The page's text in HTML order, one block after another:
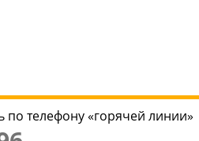
телефону «горячей линии»